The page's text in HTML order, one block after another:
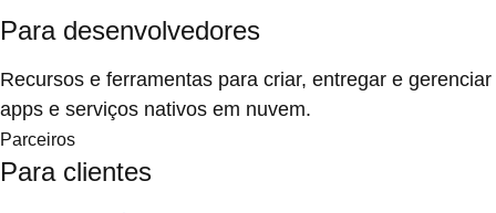
Para desenvolvedores
Recursos e ferramentas para criar, entregar e gerenciar
apps e serviços nativos em nuvem.
Parceiros
Para clientes